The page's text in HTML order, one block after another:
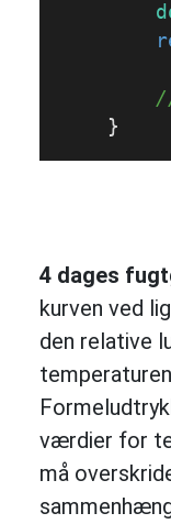
4 dages
kurven ved
den relative
værdier for
må